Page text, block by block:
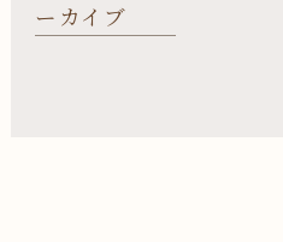
ーカイブ